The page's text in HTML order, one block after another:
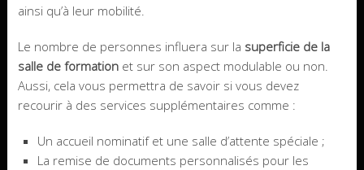
ainsi qu’à leur mobilité.
Le nombre de personnes influera sur la superficie de la
salle de formationet sur son aspect modulable ou non.
Aussi, cela vous permettra de savoir si vous devez
recourir à des services supplémentaires comme :
Un accueil nominatif et une salle d’attente spéciale ;
La remise de documents personnalisés pour les